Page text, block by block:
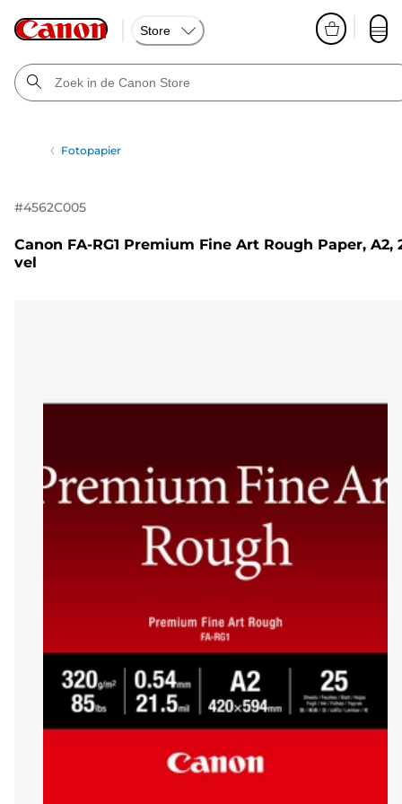
Store
Fotopapier
#4562C005
Canon FA-RG1 Premium Fine Art Rough Paper, A2,
vel